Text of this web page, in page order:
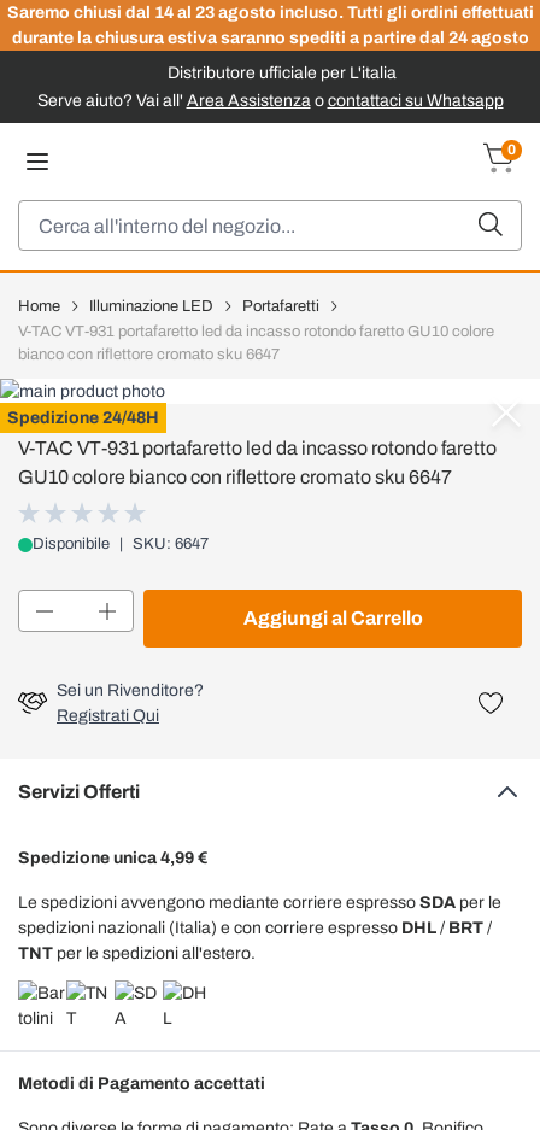
Saremo chiusi dal 14 al 23 agosto incluso. Tutti gli ordini effettuati
durante la chiusura estiva saranno spediti a partire dal 24 agosto
Distributore ufficiale per L'italia
Serve aiuto? Vai all' Area Assistenzao contattaci su Whatsapp
0
Home Illuminazione LED
Portafaretti
V-TAC VT-931 portafaretto led da incasso rotondo faretto GU10 colore
bianco con riflettore cromato sku 6647
Spedizione 24/48H
V-TAC
V-TAC VT-931 portafaretto led da incasso rotondo faretto
GU10 colore bianco con riflettore cromato sku 6647
Disponibile SKU: 6647
Aggiungi al Carrello
Sei un Rivenditore?
Registrati Qui
Servizi Offerti
Spedizione unica 4,99 €
Le spedizioni avvengono mediante corriere espresso SDA per le
spedizioni nazionali (Italia) e con corriere espresso DHL / BRT /
TNT per le spedizioni all'estero.
Metodi di Pagamento accettati